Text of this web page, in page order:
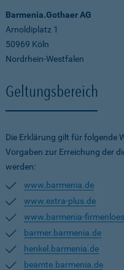
Barmenia.Gothaer AG
Arnoldiplatz 1
50969 Köln
Nordrhein-Westfalen
Geltungsbereich
Die Erklärung gilt für folgende
Vorgaben zur Erreichung der
werden:
www.barmenia.de
www.extra-plus.de
www.barmenia-
barmer.barmenia.de
henkel.barmenia.de
beamte.barmenia.de